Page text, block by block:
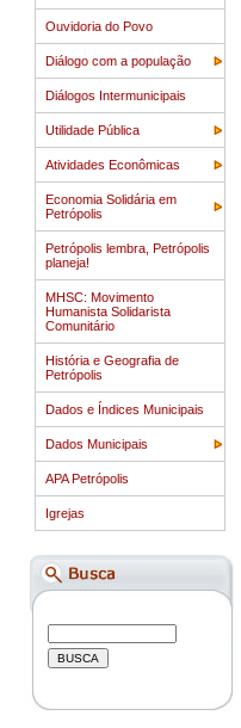
Ouvidoria do Povo
Diálogo com a população
Diálogos Intermunicipais
Utilidade Pública
Atividades Econômicas
Economia Solidária em
Petrópolis
Petrópolis lembra, Petrópolis
planeja!
MHSC: Movimento
Humanista Solidarista
Comunitário
História e Geografia de
Petrópolis
Dados e Índices Municipais
Dados Municipais
APA Petrópolis
Igrejas